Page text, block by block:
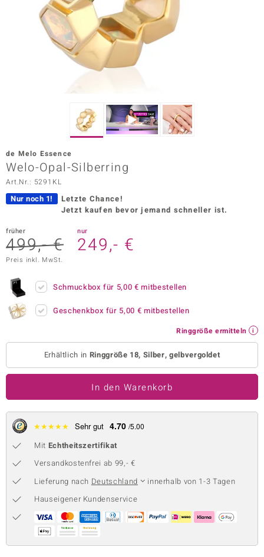
Vogue
Collection
BY DE MELO
Collection
de Melo Essence
Welo-Opal-Silberring
Art.Nr.: 5291KL
Nur noch 1!
Letzte Chance!
Jetzt kaufen bevor jemand schneller ist.
früher
499,- €
nur
249,- €
Preis inkl. MwSt.
Schmuckbox für 5,00 € mitbestellen
Geschenkbox für 5,00 € mitbestellen
Ringgröße ermitteln
Erhältlich in Ringgröße 18, Silber, gelbvergoldet
In den Warenkorb
★★★★★ Sehr gut 4.70 /5.00
Mit Echtheitszertifikat
Versandkostenfrei ab 99,- €
Lieferung nach Deutschland
innerhalb von 1-3 Tagen
Hauseigener Kundenservice